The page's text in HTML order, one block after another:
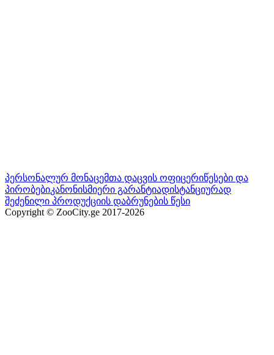
პერსონალურ მონაცემთა დაცვის ოფიცერიწესები და
პირობებიკანონისმიერი გარანტიადისტანციურად
შეძენილი პროდუქციის დაბრუნების წესი
Copyright © ZooCity.ge 2017-2026